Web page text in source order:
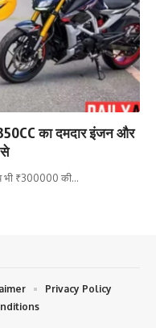
का दमदार इंजन और
भी ₹300000 की…
Privacy Policy